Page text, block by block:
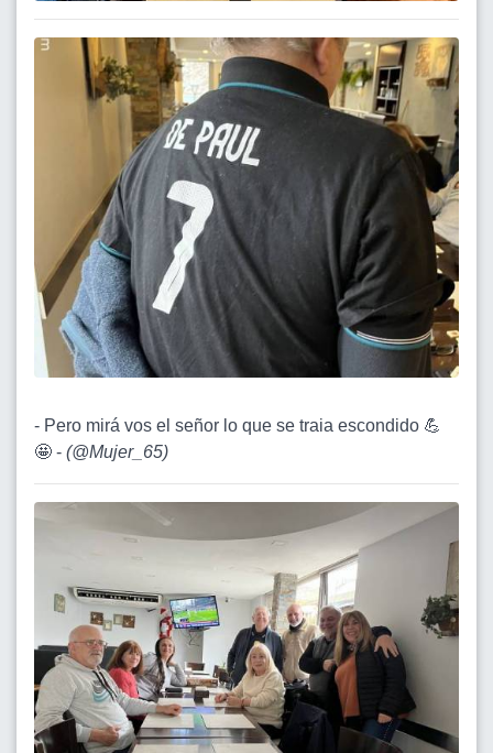
- Pero mirá vos el señor lo que se traia escondido 💪
🤩 - (@Mujer_65)